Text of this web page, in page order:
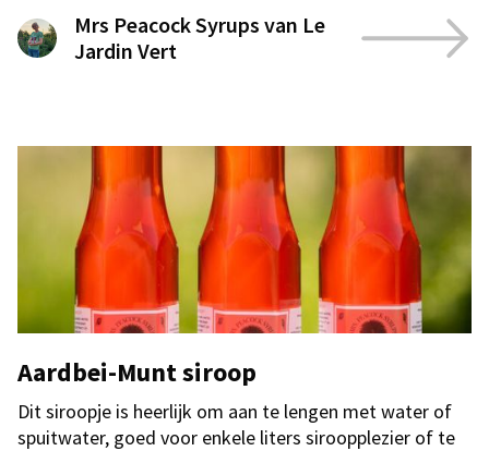
Mrs Peacock Syrups van Le
Jardin Vert
Aardbei-Munt siroop
Dit siroopje is heerlijk om aan te lengen met water of
spuitwater, goed voor enkele liters siroopplezier of te